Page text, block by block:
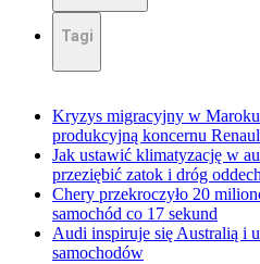
Tagi
Kryzys migracyjny w Maroku
produkcyjną koncernu
Jak ustawić klimatyzację w
przeziębić zatok i dróg
Chery przekroczyło 20
samochód co 17 sekund
Audi inspiruje się Australią i
samochodów